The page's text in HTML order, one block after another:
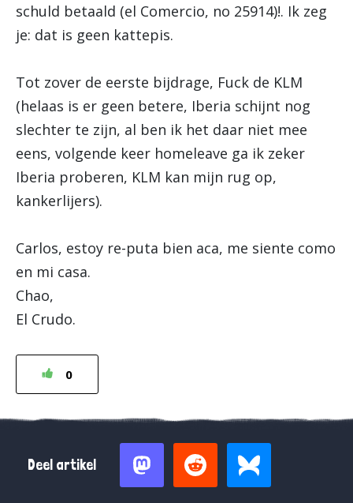
schuld betaald (el Comercio, no 25914)!. Ik zeg
je: dat is geen kattepis.
Tot zover de eerste bijdrage, Fuck de KLM
(helaas is er geen betere, Iberia schijnt nog
slechter te zijn, al ben ik het daar niet mee
eens, volgende keer homeleave ga ik zeker
Iberia proberen, KLM kan mijn rug op,
kankerlijers).
Carlos, estoy re-puta bien aca, me siente como
en mi casa.
Chao,
El Crudo.
0
Deel artikel